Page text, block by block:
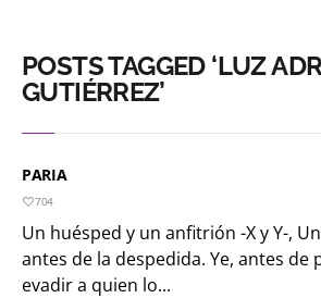
POSTS TAGGED ‘LUZ
GUTIÉRREZ’
PARIA
704
Un huésped y un anfitrión -X y Y-,
antes de la despedida. Ye, antes
evadir a quien lo...